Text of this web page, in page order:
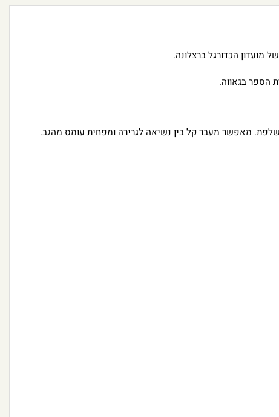
הספר בגאווה.
מאפשר מעבר קל בין נשיאה לגרירה ומפחית עומס מהגב.